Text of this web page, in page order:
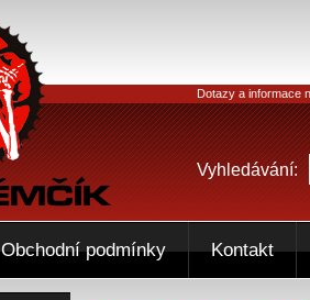
Dotazy a informace
Vyhledávání:
Obchodní podmínky Kontakt